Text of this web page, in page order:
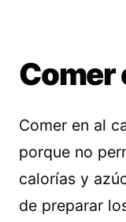
Comer
Comer en al
porque no
calorías y
de preparar